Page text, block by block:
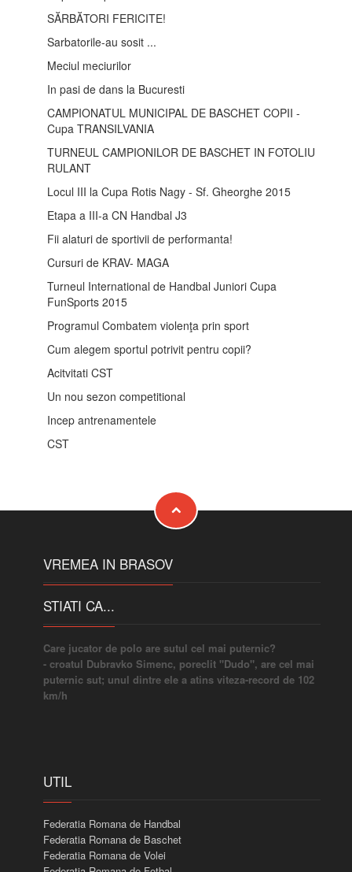
SĂRBĂTORI FERICITE!
Sarbatorile-au sosit ...
Meciul meciurilor
In pasi de dans la Bucuresti
CAMPIONATUL MUNICIPAL DE BASCHET COPII -
Cupa TRANSILVANIA
TURNEUL CAMPIONILOR DE BASCHET IN FOTOLIU
RULANT
Locul III la Cupa Rotis Nagy - Sf. Gheorghe 2015
Etapa a III-a CN Handbal J3
Fii alaturi de sportivii de performanta!
Cursuri de KRAV- MAGA
Turneul International de Handbal Juniori Cupa
FunSports 2015
Programul Combatem violenţa prin sport
Cum alegem sportul potrivit pentru copii?
Acitvitati CST
Un nou sezon competitional
Incep antrenamentele
CST
VREMEA IN BRASOV
STIATI CA...
Care jucator de polo are sutul cel mai puternic?
- croatul Dubravko Simenc, poreclit "Dudo", are cel mai
puternic sut; unul dintre ele a atins viteza-record de 102
km/h
UTIL
Federatia Romana de Handbal
Federatia Romana de Baschet
Federatia Romana de Volei